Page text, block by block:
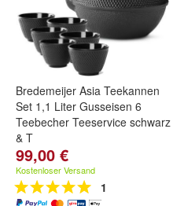
Bredemeijer Asia Teekannen
Set 1,1 Liter Gusseisen 6
Teebecher Teeservice schwarz
& T
99,00 €
Kostenloser Versand
1